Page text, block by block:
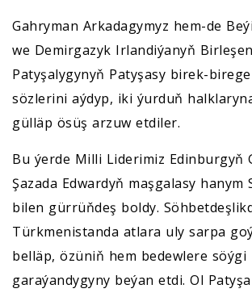
Gahryman Arkadagymyz hem-de
we Demirgazyk Irlandiýanyň Birleşen
Patyşalygynyň Patyşasy birek-
sözlerini aýdyp, iki ýurduň
gülläp ösüş arzuw etdiler.
Bu ýerde Milli Liderimiz Edinburgyň
Şazada Edwardyň maşgalasy hanym
bilen gürrüňdeş boldy.
Türkmenistanda atlara uly sarpa
belläp, özüniň hem bedewlere söýgi
garaýandygyny beýan etdi. Ol